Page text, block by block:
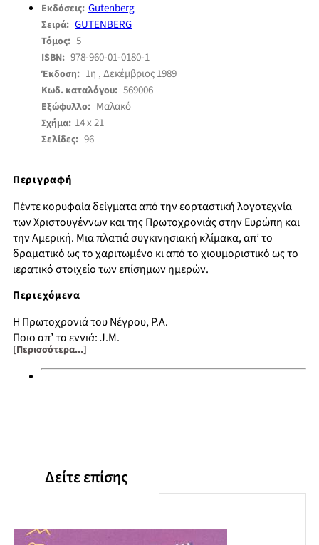
Εκδόσεις: Gutenberg
Σειρά: GUTENBERG
Τόμος: 5
ISBN: 978-960-01-0180-1
Έκδοση: 1η , Δεκέμβριος 1989
Κωδ. καταλόγου: 569006
Εξώφυλλο: Μαλακό
Σχήμα: 14 x 21
Σελίδες: 96
Περιγραφή
Πέντε κορυφαία δείγματα από την εορταστική λογοτεχνία
των Χριστουγέννων και της Πρωτοχρονιάς στην Ευρώπη και
την Αμερική. Μια πλατιά συγκινησιακή κλίμακα, απ’ το
δραματικό ως το χαριτωμένο κι από το χιουμοριστικό ως το
ιερατικό στοιχείο των επίσημων ημερών.
Περιεχόμενα
Η Πρωτοχρονιά του Νέγρου, P.A.
Ποιο απ’ τα εννιά; J.M.
Οι μάγοι με τα δώρα, O.H.
Το ρόδο των Χριστουγέννων, S.L.
[Περισσότερα...]
Δείτε επίσης